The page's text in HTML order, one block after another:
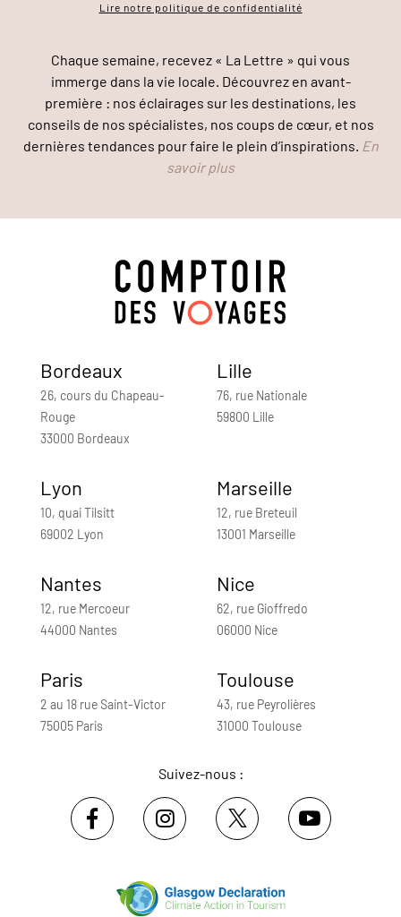
Lire notre politique de confidentialité
Chaque semaine, recevez « La Lettre » qui vous
immerge dans la vie locale. Découvrez en avant-
première : nos éclairages sur les destinations, les
conseils de nos spécialistes, nos coups de cœur, et nos
dernières tendances pour faire le plein d’inspirations. En
savoir plus
Bordeaux
26, cours du Chapeau-
Rouge
33000 Bordeaux
Lille
76, rue Nationale
59800 Lille
Lyon
10, quai Tilsitt
69002 Lyon
Marseille
12, rue Breteuil
13001 Marseille
Nantes
12, rue Mercoeur
44000 Nantes
Nice
62, rue Gioffredo
06000 Nice
Paris
2 au 18 rue Saint-Victor
75005 Paris
Toulouse
43, rue Peyrolières
31000 Toulouse
Suivez-nous :